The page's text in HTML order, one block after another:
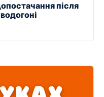
після